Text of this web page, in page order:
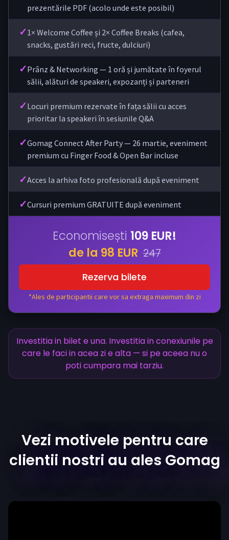
prezentările PDF (acolo unde este posibil)
✓1× Welcome Coffee și 2× Coffee Breaks (cafea,
snacks, gustări reci, fructe, dulciuri)
✓Prânz & Networking — 1 oră și jumătate în foyerul
sălii, alături de speakeri, expozanți și parteneri
✓Locuri premium rezervate în fața sălii cu acces
prioritar la speakeri în sesiunile Q&A
✓Gomag Connect After Party — 26 martie, eveniment
premium cu Finger Food & Open Bar incluse
✓Acces la arhiva foto profesională după eveniment
✓Cursuri premium GRATUITE după eveniment
Economisești 109 EUR!
de la 98 EUR 247
Rezerva bilete
*Ales de participantii care vor sa extraga maximum din zi
Investitia in bilet e una. Investitia in conexiunile pe
care le faci in acea zi e alta — si pe aceea nu o
poti cumpara mai tarziu.
Vezi motivele pentru care
clientii nostri au ales Gomag